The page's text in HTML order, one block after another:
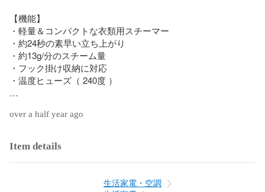
【機能】
・軽量＆コンパクトな衣類用スチーマー
・約24秒の素早い立ち上がり
・約13g/分のスチーム量
・フック掛け収納に対応
・温度ヒューズ（ 240度 ）
ーム面に洗濯のりや白い粉が付着した場合は、その都度濡れ
は使用しないでください。 ・スチーム噴射穴に白い粉やゴミ
ださい。その後、2～3分スチームを出して中に詰まったゴミ
などを噴出してください。
over a half year ago
Item details
生活家電・空調